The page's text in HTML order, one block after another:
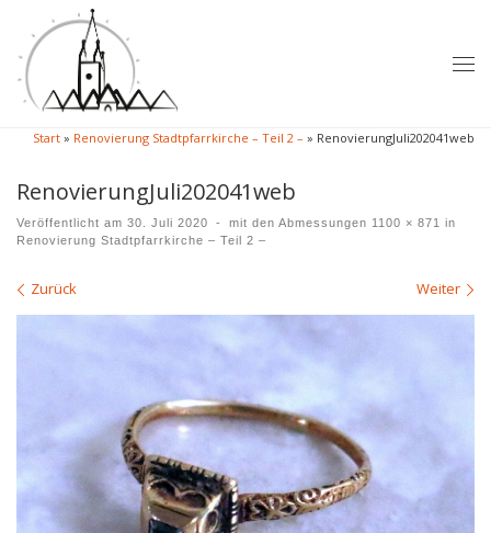
Zum Inhalt springen
Start » Renovierung Stadtpfarrkirche – Teil 2 – » RenovierungJuli202041web
RenovierungJuli202041web
Veröffentlicht am 30. Juli 2020 - mit den Abmessungen 1100 × 871 in
Renovierung Stadtpfarrkirche – Teil 2 –
Bilder Navigation
Zurück Weiter